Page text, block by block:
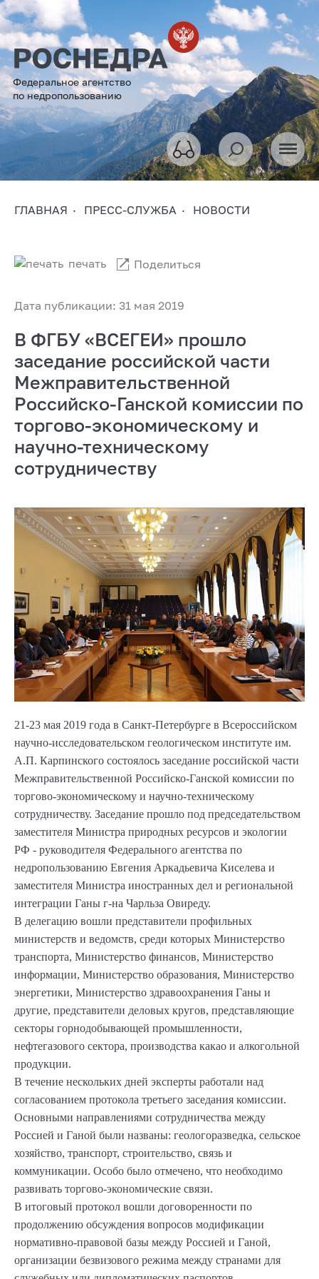
Федеральное агентство
по недропользованию
ГЛАВНАЯ ПРЕСС-СЛУЖБА НОВОСТИ
Дата публикации: 31 мая 2019
печать Поделиться
В ФГБУ «ВСЕГЕИ» прошло
заседание российской части
Межправительственной
Российско-Ганской комиссии по
торгово-экономическому и
научно-техническому
сотрудничеству
21-23 мая 2019 года в Санкт-Петербурге в Всероссийском
научно-исследовательском геологическом институте им.
А.П. Карпинского состоялось заседание российской части
Межправительственной Российско-Ганской комиссии по
торгово-экономическому и научно-техническому
сотрудничеству. Заседание прошло под председательством
заместителя Министра природных ресурсов и экологии
РФ - руководителя Федерального агентства по
недропользованию Евгения Аркадьевича Киселева и
заместителя Министра иностранных дел и региональной
интеграции Ганы г-на Чарльза Овиреду.
В делегацию вошли представители профильных
министерств и ведомств, среди которых Министерство
транспорта, Министерство финансов, Министерство
информации, Министерство образования, Министерство
энергетики, Министерство здравоохранения Ганы и
другие, представители деловых кругов, представляющие
секторы горнодобывающей промышленности,
нефтегазового сектора, производства какао и алкогольной
продукции.
В течение нескольких дней эксперты работали над
согласованием протокола третьего заседания комиссии.
Основными направлениями сотрудничества между
Россией и Ганой были названы: геологоразведка, сельское
хозяйство, транспорт, строительство, связь и
коммуникации. Особо было отмечено, что необходимо
развивать торгово-экономические связи.
В итоговый протокол вошли договоренности по
продолжению обсуждения вопросов модификации
нормативно-правовой базы между Россией и Ганой,
организации безвизового режима между странами для